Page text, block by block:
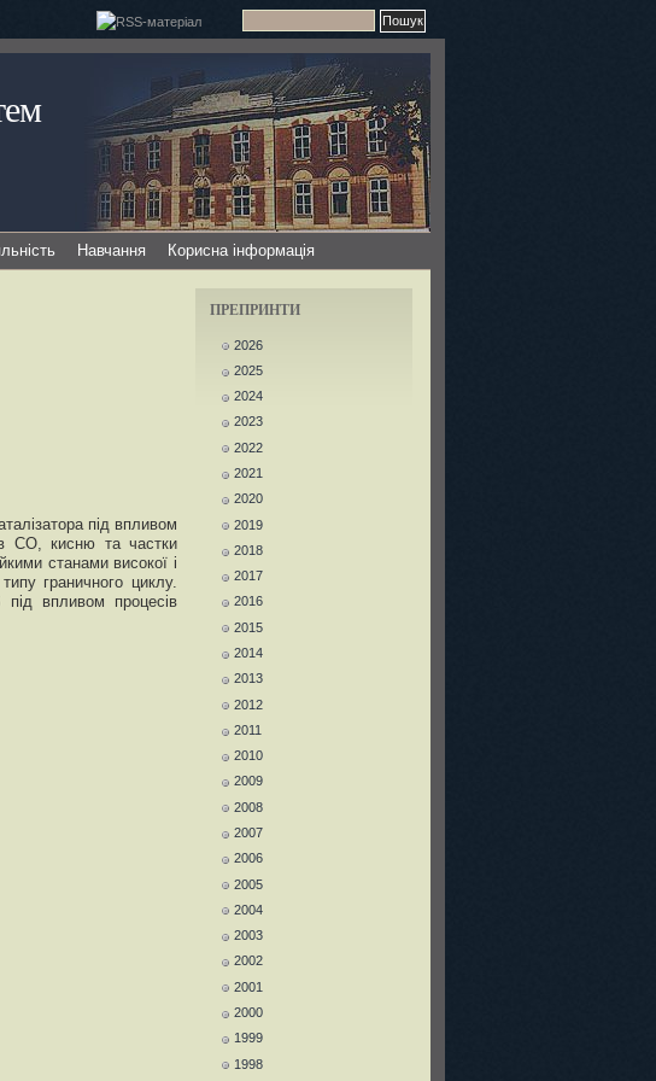
Навчання Корисна інформація
під впливом
СО, кисню та частки
станами високої і
граничного циклу.
під впливом процесів
ПРЕПРИНТИ
2026
2025
2024
2023
2022
2021
2020
2019
2018
2017
2016
2015
2014
2013
2012
2011
2010
2009
2008
2007
2006
2005
2004
2003
2002
2001
2000
1999
1998